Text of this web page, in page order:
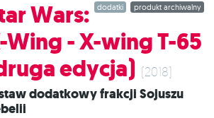
– zarówno w postaci ogromnych flot,
szablonowi manewrów będziemy
przemieszczać sformowane razem
w taki sposób, że nie stracą one
szyku!
produkt archiwalny
dodatki
Wars:
Wing - X-wing T-65
edycja) (2018)